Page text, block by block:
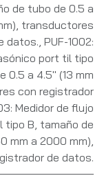
de tubo de 0.5 a
transductores
datos. PUF-1002:
port til tipo
0.5 a 4.5" (13 mm
con registrador
Medidor de flujo
B, tamaño de
mm a 2000 mm),
de datos.